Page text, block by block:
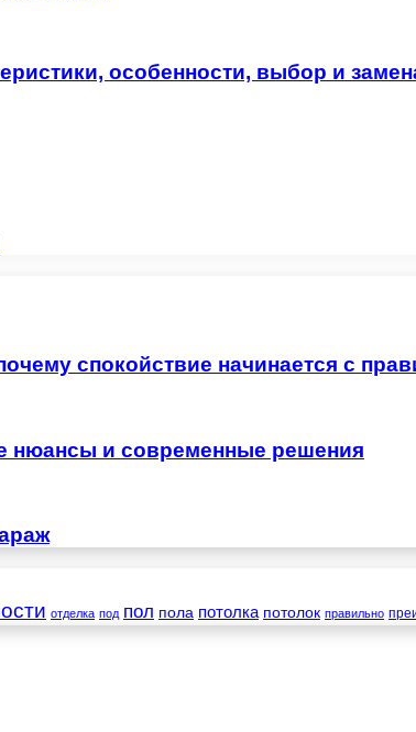
особенности, выбор и
спокойствие начинается с
нюансы и современные решения
отделка под пол пола потолка потолок правильно